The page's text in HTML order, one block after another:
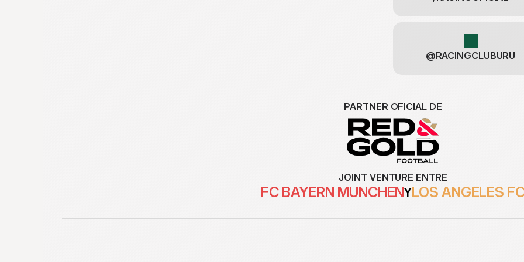
@RACINGCLUBURU
PARTNER OFICIAL DE
JOINT VENTURE ENTRE
FC BAYERN MÜNCHENYLOS ANGELES